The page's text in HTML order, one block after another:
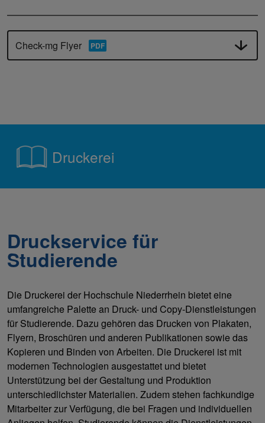
Check-mg Flyer
Druckerei
Druckservice für
Studierende
Die Druckerei der Hochschule Niederrhein bietet eine
umfangreiche Palette an Druck- und Copy-Dienstleistungen
für Studierende. Dazu gehören das Drucken von Plakaten,
Flyern, Broschüren und anderen Publikationen sowie das
Kopieren und Binden von Arbeiten. Die Druckerei ist mit
modernen Technologien ausgestattet und bietet
Unterstützung bei der Gestaltung und Produktion
unterschiedlichster Materialien. Zudem stehen fachkundige
Mitarbeiter zur Verfügung, die bei Fragen und individuellen